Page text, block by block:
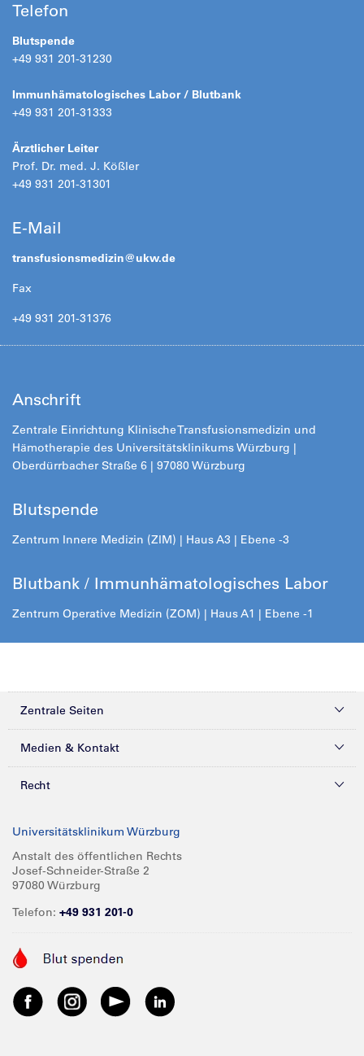
Telefon
Blutspende
+49 931 201-31230
Immunhämatologisches Labor / Blutbank
+49 931 201-31333
Ärztlicher Leiter
Prof. Dr. med. J. Kößler
+49 931 201-31301
E-Mail
transfusionsmedizin@ukw.de
Fax
+49 931 201-31376
Anschrift
Zentrale Einrichtung Klinische Transfusionsmedizin und
Hämotherapie des Universitätsklinikums Würzburg |
Oberdürrbacher Straße 6 | 97080 Würzburg
Blutspende
Zentrum Innere Medizin (ZIM) | Haus A3 | Ebene -3
Blutbank / Immunhämatologisches Labor
Zentrum Operative Medizin (ZOM) | Haus A1 | Ebene -1
Zentrale Seiten
Kliniken & Zentren
Forschung
Karriere
Medien & Kontakt
Presse
Glossar
Spenden
Anreise
Recht
Compliance
Impressum
Barrierefreiheit
Universitätsklinikum Würzburg
Anstalt des öffentlichen Rechts
Josef-Schneider-Straße 2
97080 Würzburg
Telefon: +49 931 201-0